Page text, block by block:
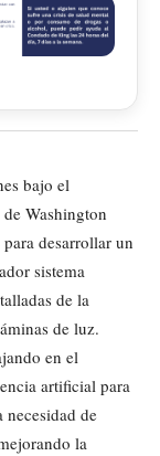
bajo el
Washington
desarrollar un
sistema
de la
de luz.
en el
artificial para
de
la